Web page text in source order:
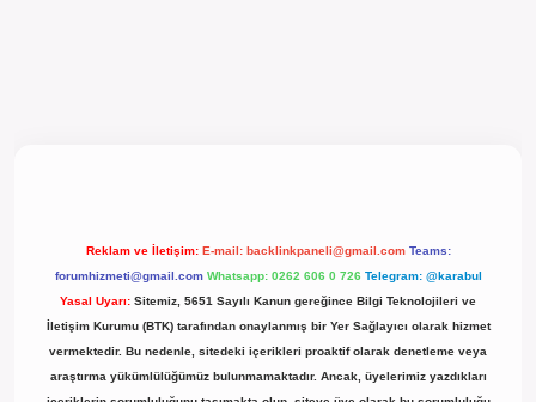
Reklam ve İletişim: E-mail: backlinkpaneli@gmail.com Teams:
forumhizmeti@gmail.com Whatsapp: 0262 606 0 726 Telegram: @karabul
Yasal Uyarı: Sitemiz, 5651 Sayılı Kanun gereğince Bilgi Teknolojileri ve
İletişim Kurumu (BTK) tarafından onaylanmış bir Yer Sağlayıcı olarak hizmet
vermektedir. Bu nedenle, sitedeki içerikleri proaktif olarak denetleme veya
araştırma yükümlülüğümüz bulunmamaktadır. Ancak, üyelerimiz yazdıkları